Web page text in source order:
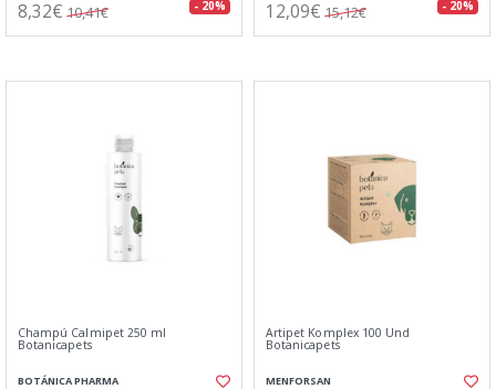
8,32€ 10,41€ - 20% 12,09€ 15,12€ - 20%
Champú Calmipet 250 ml
Botanicapets
BOTÁNICA PHARMA
Artipet Komplex 100 Und
Botanicapets
MENFORSAN